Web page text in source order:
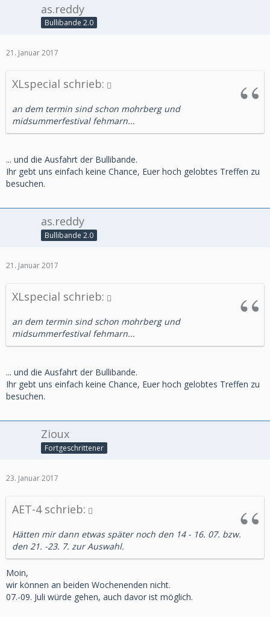
as.reddy
Bullibande 2.0
21. Januar 2017
XLspecial schrieb:
an dem termin sind schon mohrberg und
midsummerfestival fehmarn...
... und die Ausfahrt der Bullibande.
Ihr gebt uns einfach keine Chance, Euer hoch gelobtes Treffen zu
besuchen.
as.reddy
Bullibande 2.0
21. Januar 2017
XLspecial schrieb:
an dem termin sind schon mohrberg und
midsummerfestival fehmarn...
... und die Ausfahrt der Bullibande.
Ihr gebt uns einfach keine Chance, Euer hoch gelobtes Treffen zu
besuchen.
Zioux
Fortgeschrittener
23. Januar 2017
AET-4 schrieb:
Hätten mir dann etwas später noch den 14 - 16. 07. bzw.
den 21. -23. 7. zur Auswahl.
Moin,
wir können an beiden Wochenenden nicht.
07.-09. Juli würde gehen, auch davor ist möglich.